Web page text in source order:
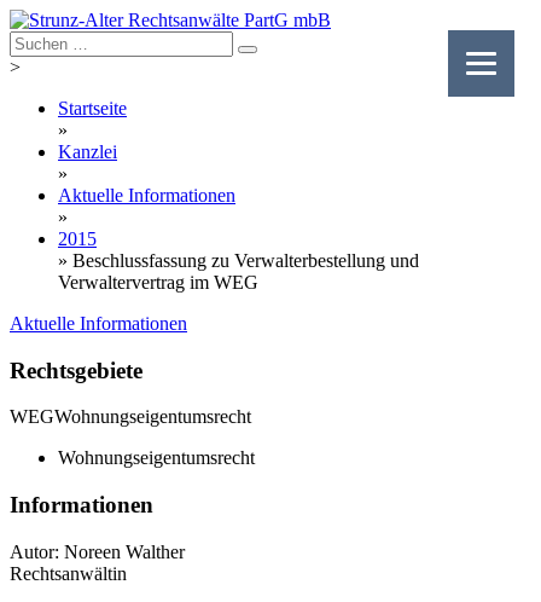
Skip
to
content
>
Startseite
»
Kanzlei
»
Aktuelle Informationen
»
2015
» Beschlussfassung zu Verwalterbestellung und
Verwaltervertrag im WEG
Aktuelle Informationen
Rechtsgebiete
WEGWohnungseigentumsrecht
Wohnungseigentumsrecht
Informationen
Autor: Noreen Walther
Rechtsanwältin